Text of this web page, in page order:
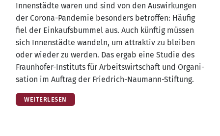
Innen­städ­te waren und sind von den Aus­wir­kun­gen
der Coro­na-Pan­de­mie beson­ders betrof­fen: Häu­fig
fiel der Ein­kaufs­bum­mel aus. Auch künf­tig müs­sen
sich Innen­städ­te wan­deln, um attrak­tiv zu blei­ben
oder wie­der zu wer­den. Das ergab eine Stu­die des
Fraun­ho­fer-Insti­tuts für Arbeits­wirt­schaft und Orga­ni­
sa­ti­on im Auf­trag der Friedrich-Naumann-Stiftung.
WEITERLESEN